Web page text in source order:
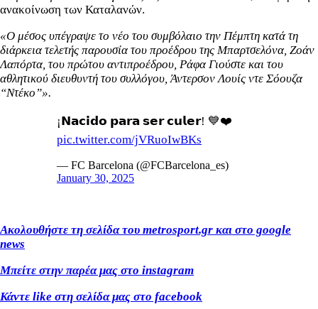
ανακοίνωση των Καταλανών.
«Ο μέσος υπέγραψε το νέο του συμβόλαιο την Πέμπτη κατά τη
διάρκεια τελετής παρουσία του προέδρου της Μπαρτσελόνα, Ζοάν
Λαπόρτα, του πρώτου αντιπροέδρου, Ράφα Γιούστε και του
αθλητικού διευθυντή του συλλόγου, Άντερσον Λουίς ντε Σόουζα
“Ντέκο”».
¡𝗡𝗮𝗰𝗶𝗱𝗼 𝗽𝗮𝗿𝗮 𝘀𝗲𝗿 𝗰𝘂𝗹𝗲𝗿! 💙❤️
pic.twitter.com/jVRuoIwBKs
— FC Barcelona (@FCBarcelona_es)
January 30, 2025
Ακολουθήστε τη σελίδα του metrosport.gr και στο google
news
Μπείτε στην παρέα μας στο instagram
Κάντε like στη σελίδα μας στο facebook